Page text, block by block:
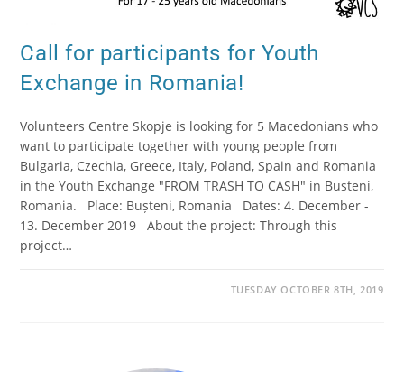
Call for participants for Youth
Exchange in Romania!
Volunteers Centre Skopje is looking for 5 Macedonians who
want to participate together with young people from
Bulgaria, Czechia, Greece, Italy, Poland, Spain and Romania
in the Youth Exchange "FROM TRASH TO CASH" in Busteni,
Romania. Place: Bușteni, Romania Dates: 4. December -
13. December 2019 About the project: Through this
project…
TUESDAY OCTOBER 8TH, 2019